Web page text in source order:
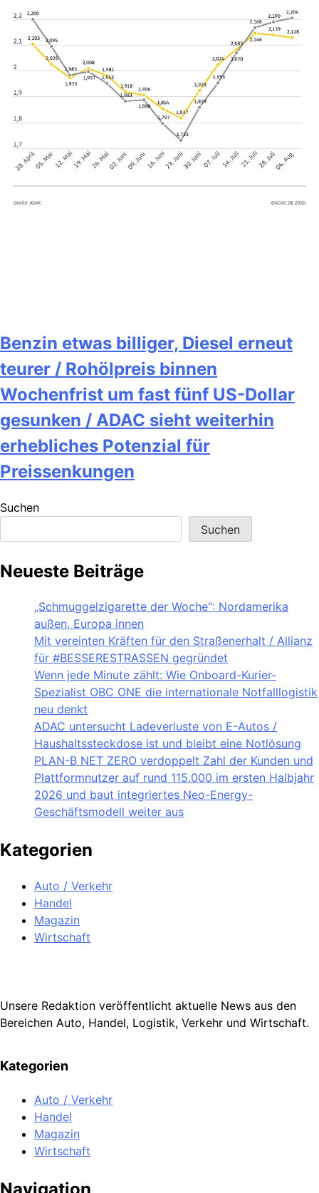
Benzin etwas billiger, Diesel erneut
teurer / Rohölpreis binnen
Wochenfrist um fast fünf US-Dollar
gesunken / ADAC sieht weiterhin
erhebliches Potenzial für
Preissenkungen
Suchen
Suchen
Neueste Beiträge
„Schmuggelzigarette der Woche“: Nordamerika
außen, Europa innen
Mit vereinten Kräften für den Straßenerhalt / Allianz
für #BESSERESTRASSEN gegründet
Wenn jede Minute zählt: Wie Onboard-Kurier-
Spezialist OBC ONE die internationale Notfalllogistik
neu denkt
ADAC untersucht Ladeverluste von E-Autos /
Haushaltssteckdose ist und bleibt eine Notlösung
PLAN-B NET ZERO verdoppelt Zahl der Kunden und
Plattformnutzer auf rund 115.000 im ersten Halbjahr
2026 und baut integriertes Neo-Energy-
Geschäftsmodell weiter aus
Kategorien
Auto / Verkehr
Handel
Magazin
Wirtschaft
Unsere Redaktion veröffentlicht aktuelle News aus den
Bereichen Auto, Handel, Logistik, Verkehr und Wirtschaft.
Kategorien
Auto / Verkehr
Handel
Magazin
Wirtschaft